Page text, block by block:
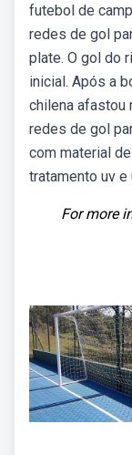
futebol de
redes de gol
plate. O gol do
inicial. Após a
chilena afastou
redes de gol
com material
tratamento uv e
For more